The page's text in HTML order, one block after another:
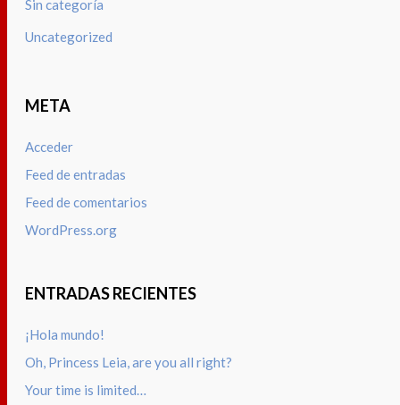
Sin categoría
Uncategorized
META
Acceder
Feed de entradas
Feed de comentarios
WordPress.org
ENTRADAS RECIENTES
¡Hola mundo!
Oh, Princess Leia, are you all right?
Your time is limited…